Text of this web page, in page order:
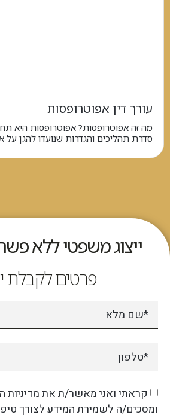
עורך דין אפוטרופסות
מה זה אפוטרופסות? אפוטרופסות היא
סדרת תהליכים והגדרות שנועדו להגן על
ייצוג משפטי ללא
פרטים לקבלת
קראתי ואני מאשר/ת את
ומסכים/ה לשמירת המידע לצורך